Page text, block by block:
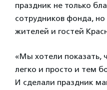
праздник не только
сотрудников фонда,
жителей и гостей
«Мы хотели показать,
легко и просто и тем
И сделали праздник